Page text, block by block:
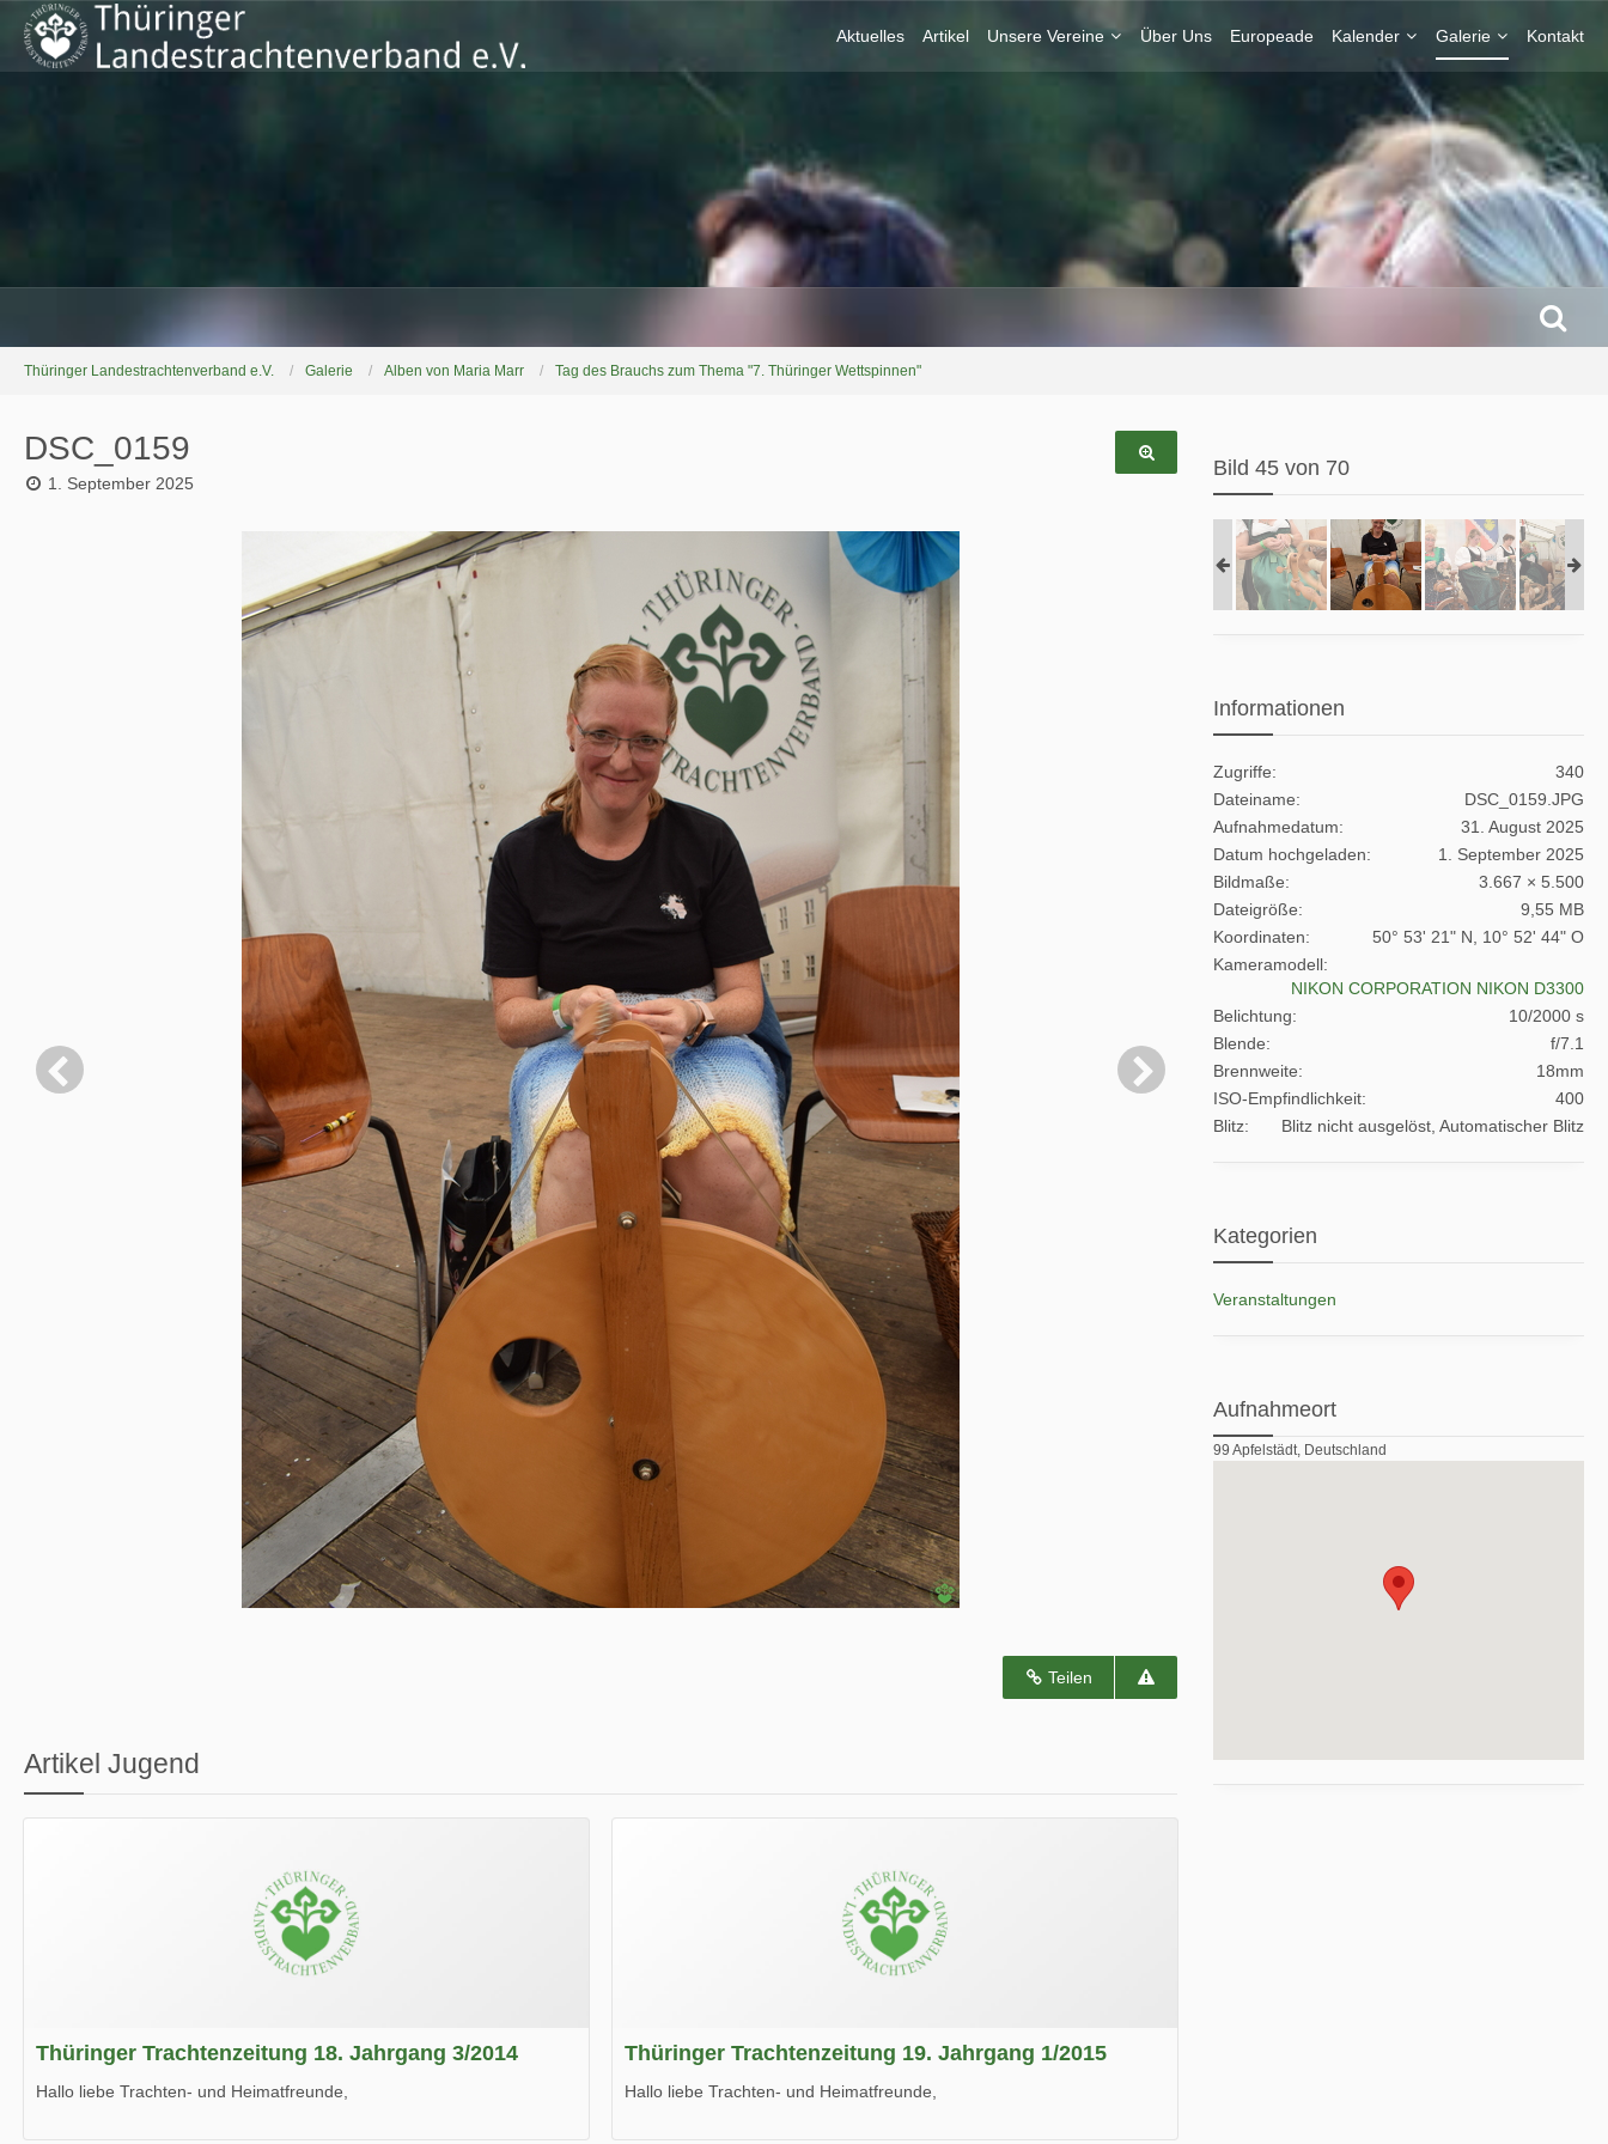
Aktuelles Artikel Unsere Vereine Über Uns Europeade Kalender Galerie Kontakt
Thüringer Landestrachtenverband e.V. Galerie Alben von Maria Marr Tag des Brauchs zum Thema "7. Thüringer Wettspinnen"
DSC_0159
1. September 2025
Teilen
Artikel Jugend
Thüringer Trachtenzeitung 18. Jahrgang 3/2014
Hallo liebe Trachten- und Heimatfreunde,
Thüringer Trachtenzeitung 19. Jahrgang 1/2015
Hallo liebe Trachten- und Heimatfreunde,
Bild 45 von 70
Informationen
Zugriffe
340
Dateiname
DSC_0159.JPG
Aufnahmedatum
31. August 2025
Datum hochgeladen
1. September 2025
Bildmaße
3.667 × 5.500
Dateigröße
9,55 MB
Koordinaten
50° 53' 21" N, 10° 52' 44" O
Kameramodell
NIKON CORPORATION NIKON D3300
Belichtung
10/2000 s
Blende
f/7.1
Brennweite
18mm
ISO-Empfindlichkeit
400
Blitz
Blitz nicht ausgelöst, Automatischer Blitz
Kategorien
Veranstaltungen
Aufnahmeort
99 Apfelstädt, Deutschland